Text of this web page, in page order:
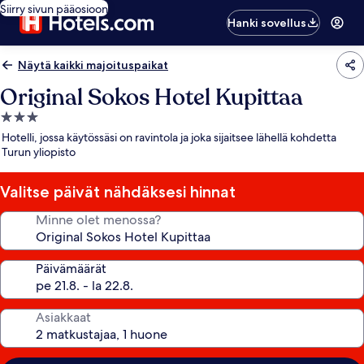
Siirry sivun pääosioon
Hanki sovellus
Näytä kaikki majoituspaikat
Original Sokos Hotel Kupittaa
3.0
tähden
majoituspaikka
Hotelli, jossa käytössäsi on ravintola ja joka sijaitsee lähellä kohdetta
Turun yliopisto
Valitse päivät nähdäksesi hinnat
Minne olet menossa?
Päivämäärät
Asiakkaat